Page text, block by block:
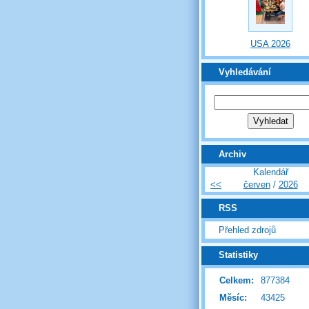
USA 2026
Vyhledávání
Archiv
Kalendář
<<
červen/ 2026
RSS
Přehled zdrojů
Statistiky
Celkem:
877384
Měsíc:
43425